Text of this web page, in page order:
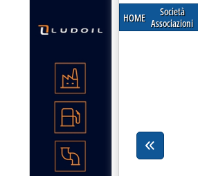
HOME
Società
Associazioni